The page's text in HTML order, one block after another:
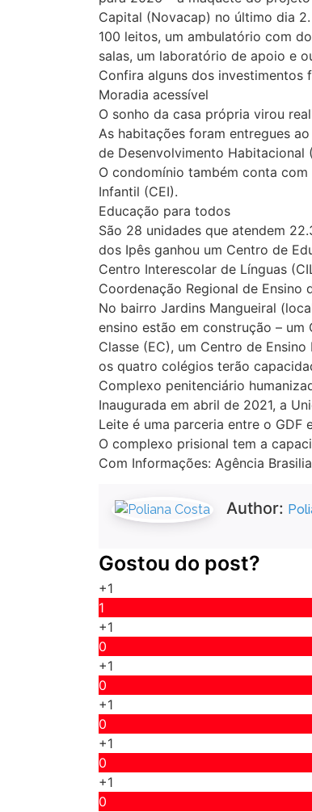
Capital (Novacap) no último dia
100 leitos, um ambulatório com
salas, um laboratório de apoio e
Confira alguns dos investimentos
Moradia acessível
O sonho da casa própria virou
As habitações foram entregues
de Desenvolvimento Habitacional
‌O condomínio também conta
Infantil (CEI).
Educação para todos
São 28 unidades que atendem
dos Ipês ganhou um Centro de
‌Centro Interescolar de Línguas
Coordenação Regional de Ensino
No bairro Jardins Mangueiral
ensino estão em construção –
Classe (EC), um Centro de
os quatro colégios terão
‌Complexo penitenciário
Inaugurada em abril de 2021, a
Leite é uma parceria entre o GDF
‌O complexo prisional tem a
Com Informações: Agência Brasilia
Author:
Gostou do post?
+1
1
+1
0
+1
0
+1
0
+1
0
+1
0